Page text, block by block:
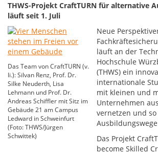
THWS-Projekt CraftTURN für alternative
läuft seit 1. Juli
Das Team von CraftTURN (v.
li.): Silvan Renz, Prof. Dr.
Silke Neuderth, Lisa
Lehmann und Prof. Dr.
Andreas Schiffler mit Sitz im
Gebäude 21 am Campus
Ledward in Schweinfurt
(Foto: THWS/Jürgen
Schwittek)
Neue
läuft an der
Hochschule
(THWS) ein
internationale
mit kleinen und
Unternehmen
vernetzen und so
Das Projekt
become Skilled